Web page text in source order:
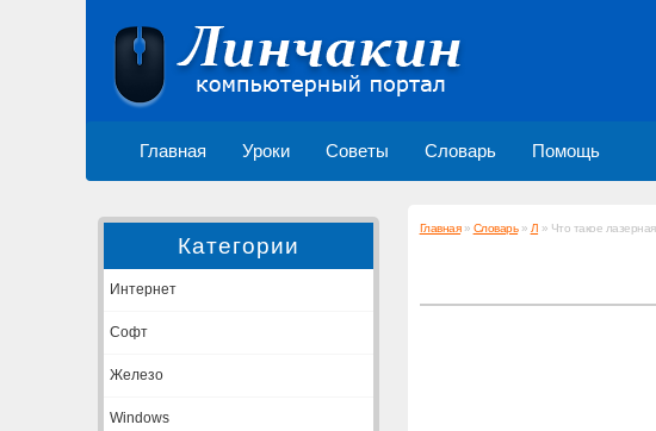
Главная Уроки Советы Словарь Помощь
Категории
Интернет
Софт
Железо
Windows
Главная» Словарь» Л » Что такое